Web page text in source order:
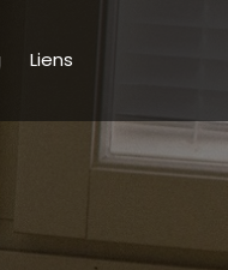
Liens